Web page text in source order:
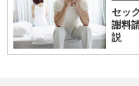
セッ
謝料
説